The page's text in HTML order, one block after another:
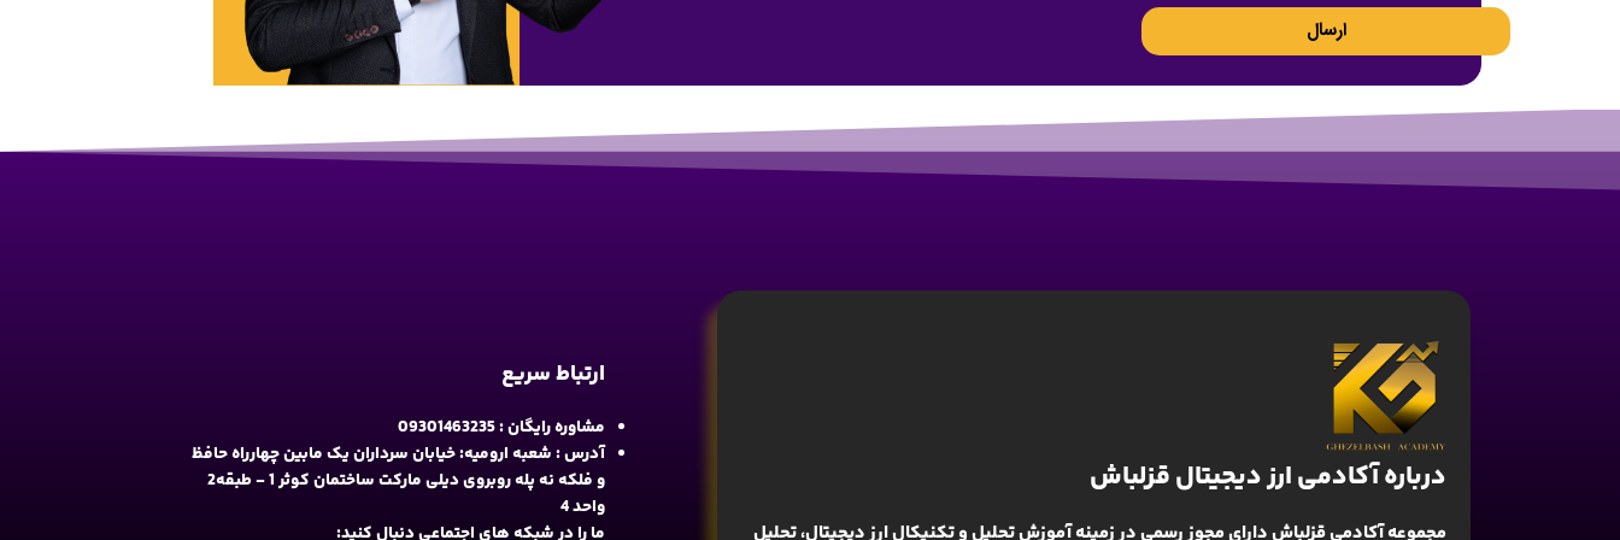
ارسال
درباره آکادمی ارز دیجیتال قزلباش
مجموعه آکادمی قزلباش دارای مجوز رسمی در زمینهآموزش تحلیل و تکنیکال ارز دیجیتال، تحلیل
ارتباط سریع
مشاوره رایگان : 09301463235
آدرس : شعبه ارومیه: خیابان سرداران یک مابین چهارراه حافظ
و فلکه نه پله روبروی دیلی مارکت ساختمان کوثر 1 - طبقه2
واحد 4
ما را در شبکه های اجتماعی دنبال کنید: